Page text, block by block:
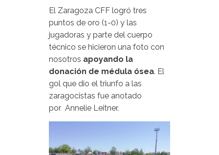
El Zaragoza CFF logró tres
puntos de oro (1-0) y las
jugadoras y parte del cuerpo
técnico se hicieron una foto con
nosotros apoyando la
donación de médula ósea. El
gol que dio el triunfo a las
zaragocistas fue anotado
por Annelie Leitner.